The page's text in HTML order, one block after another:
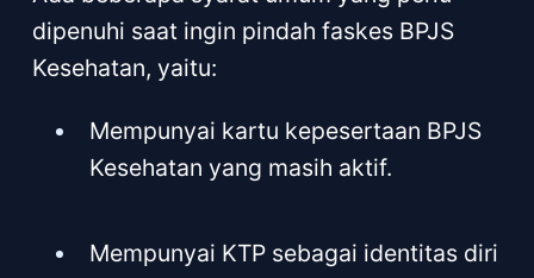
dipenuhi saat ingin pindah faskes BPJS
Kesehatan, yaitu:
Mempunyai kartu kepesertaan BPJS
Kesehatan yang masih aktif.
Mempunyai KTP sebagai identitas diri